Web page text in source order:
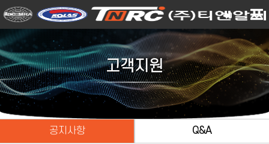
고객지원
공지사항 Q&A